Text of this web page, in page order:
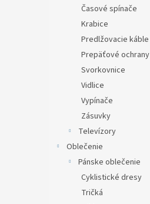
Časové spínače
Krabice
Predlžovacie káble
Prepäťové ochrany
Svorkovnice
Vidlice
Vypínače
Zásuvky
Televízory
Oblečenie
Pánske oblečenie
Cyklistické dresy
Tričká